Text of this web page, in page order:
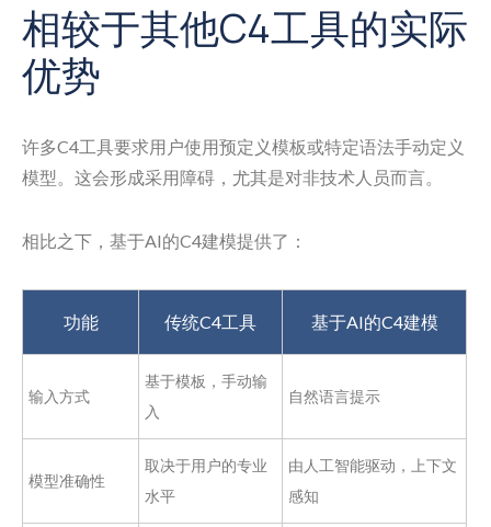
相较于其他C4工具的实际
优势
许多C4工具要求用户使用预定义模板或特定语法手动定义
模型。这会形成采用障碍，尤其是对非技术人员而言。
相比之下，基于AI的C4建模提供了：
功能 传统C4工具 基于AI的C4建模
输入方式
基于模板，手动输
入
自然语言提示
模型准确性
取决于用户的专业
水平
由人工智能驱动，上下文
感知